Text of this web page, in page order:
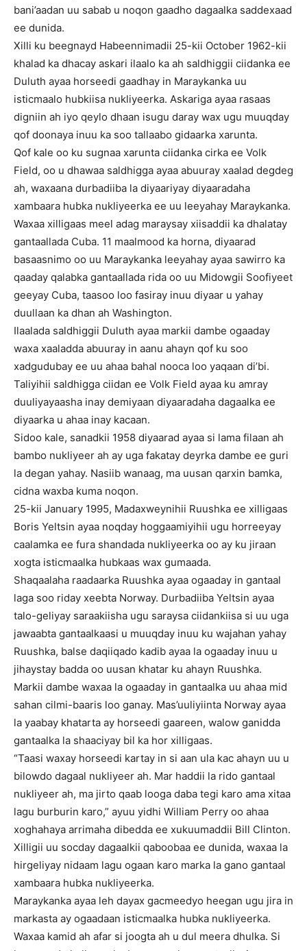
bani’aadan uu sabab u noqon gaadho dagaalka saddexaad
ee dunida.
Xilli ku beegnayd Habeennimadii 25-kii October 1962-kii
khalad ka dhacay askari ilaalo ka ah saldhiggii ciidanka ee
Duluth ayaa horseedi gaadhay in Maraykanka uu
isticmaalo hubkiisa nukliyeerka. Askariga ayaa rasaas
digniin ah iyo qeylo dhaan isugu daray wax ugu muuqday
qof doonaya inuu ka soo tallaabo gidaarka xarunta.
Qof kale oo ku sugnaa xarunta ciidanka cirka ee Volk
Field, oo u dhawaa saldhigga ayaa abuuray xaalad degdeg
ah, waxaana durbadiiba la diyaariyay diyaaradaha
xambaara hubka nukliyeerka ee uu leeyahay Maraykanka.
Waxaa xilligaas meel adag maraysay xiisaddii ka dhalatay
gantaallada Cuba. 11 maalmood ka horna, diyaarad
basaasnimo oo uu Maraykanka leeyahay ayaa sawirro ka
qaaday qalabka gantaallada rida oo uu Midowgii Soofiyeet
geeyay Cuba, taasoo loo fasiray inuu diyaar u yahay
duullaan ka dhan ah Washington.
Ilaalada saldhiggii Duluth ayaa markii dambe ogaaday
waxa xaaladda abuuray in aanu ahayn qof ku soo
xadgudubay ee uu ahaa bahal nooca loo yaqaan di’bi.
Taliyihii saldhigga ciidan ee Volk Field ayaa ku amray
duuliyayaasha inay demiyaan diyaaradaha dagaalka ee
diyaarka u ahaa inay kacaan.
Sidoo kale, sanadkii 1958 diyaarad ayaa si lama filaan ah
bambo nukliyeer ah ay uga fakatay deyrka dambe ee guri
la degan yahay. Nasiib wanaag, ma uusan qarxin bamka,
cidna waxba kuma noqon.
25-kii January 1995, Madaxweynihii Ruushka ee xilligaas
Boris Yeltsin ayaa noqday hoggaamiyihii ugu horreeyay
caalamka ee fura shandada nukliyeerka oo ay ku jiraan
xogta isticmaalka hubkaas wax gumaada.
Shaqaalaha raadaarka Ruushka ayaa ogaaday in gantaal
laga soo riday xeebta Norway. Durbadiiba Yeltsin ayaa
talo-geliyay saraakiisha ugu saraysa ciidankiisa si uu uga
jawaabta gantaalkaasi u muuqday inuu ku wajahan yahay
Ruushka, balse daqiiqado kadib ayaa la ogaaday inuu u
jihaystay badda oo uusan khatar ku ahayn Ruushka.
Markii dambe waxaa la ogaaday in gantaalka uu ahaa mid
sahan cilmi-baaris loo ganay. Mas’uuliyiinta Norway ayaa
la yaabay khatarta ay horseedi gaareen, walow ganidda
gantaalka la shaaciyay bil ka hor xilligaas.
“Taasi waxay horseedi kartay in si aan ula kac ahayn uu u
bilowdo dagaal nukliyeer ah. Mar haddii la rido gantaal
nukliyeer ah, ma jirto qaab looga daba tegi karo ama xitaa
lagu burburin karo,” ayuu yidhi William Perry oo ahaa
xoghahaya arrimaha dibedda ee xukuumaddii Bill Clinton.
Xilligii uu socday dagaalkii qaboobaa ee dunida, waxaa la
hirgeliyay nidaam lagu ogaan karo marka la gano gantaal
xambaara hubka nukliyeerka.
Maraykanka ayaa leh dayax gacmeedyo heegan ugu jira in
markasta ay ogaadaan isticmaalka hubka nukliyeerka.
Waxaa kamid ah afar si joogta ah u dul meera dhulka. Si